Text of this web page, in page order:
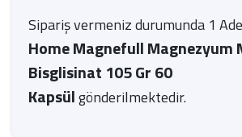
Sipariş vermeniz durumunda 1
Home Magnefull
Bisglisinat 105 Gr 60
Kapsülgönderilmektedir.